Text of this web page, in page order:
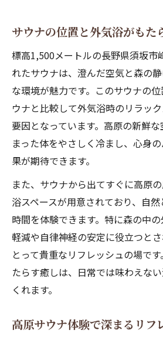
サウナの段差が生む自律
サウナの座る位置と整
サウナ上段下段で違う
森に包まれる外気浴のリラ
サウナ後の外気浴がも
森の外気浴で心身が整う
野外サウナの外気浴で
サウナ体験後の外気浴
温冷交代浴が生む究極のとと
サウナと水風呂の交代
温冷交代浴がサウナ効
サウナで感じる多幸感
サウナの上段下段で異なる体
サウナの位置と外気浴がもた
標高1,500メートルの長野県須坂市
れたサウナは、澄んだ空気と森の
な環境が魅力です。このサウナの
ウナと比較して外気浴時のリラッ
要因となっています。高原の新鮮
まった体をやさしく冷まし、心身
果が期待できます。
また、サウナから出てすぐに高原
浴スペースが用意されており、自
時間を体験できます。特に森の中
軽減や自律神経の安定に役立つと
とって貴重なリフレッシュの場で
たらす癒しは、日常では味わえな
くれます。
高原サウナ体験で深まるリフ